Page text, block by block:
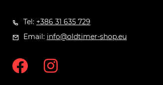
Tel: +386 31 635 729
Email: info@oldtimer-shop.eu